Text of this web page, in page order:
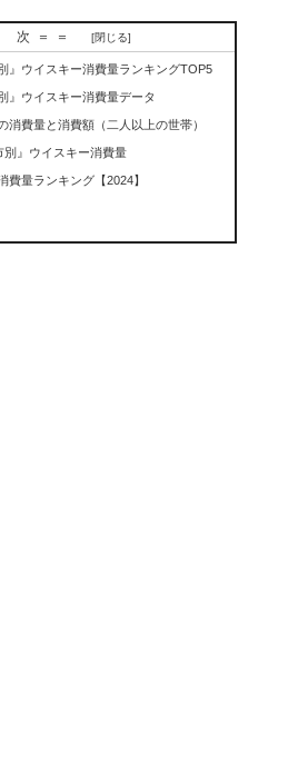
次＝＝
』ウイスキー消費量ランキングTOP5
』ウイスキー消費量データ
消費量と消費額（二人以上の世帯）
』ウイスキー消費量
費量ランキング【2024】